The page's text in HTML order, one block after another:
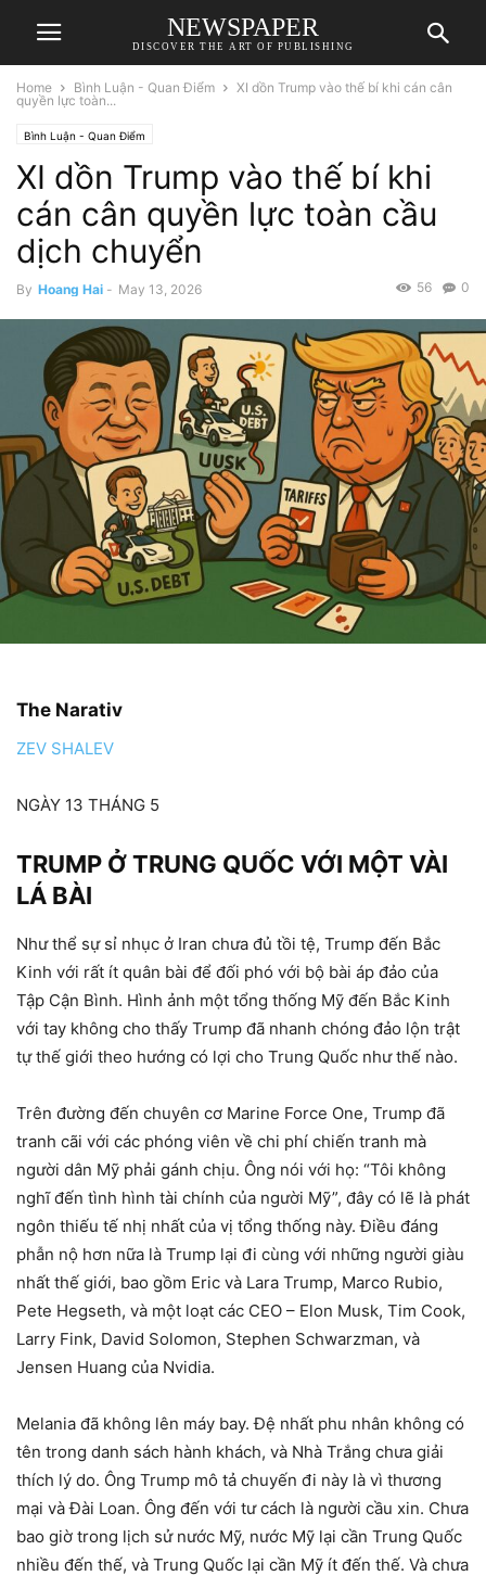
NEWSPAPER
DISCOVER THE ART OF PUBLISHING
Home Bình Luận - Quan Điểm
XI dồn Trump vào thế bí khi cán cân
quyền lực toàn...
Bình Luận - Quan Điểm
XI dồn Trump vào thế bí khi
cán cân quyền lực toàn cầu
dịch chuyển
By Hoang Hai - May 13, 2026 0
56
The Narativ
ZEV SHALEV
NGÀY 13 THÁNG 5
TRUMP Ở TRUNG QUỐC VỚI MỘT VÀI
LÁ BÀI
Như thể sự sỉ nhục ở Iran chưa đủ tồi tệ, Trump đến Bắc
Kinh với rất ít quân bài để đối phó với bộ bài áp đảo của
Tập Cận Bình. Hình ảnh một tổng thống Mỹ đến Bắc Kinh
với tay không cho thấy Trump đã nhanh chóng đảo lộn trật
tự thế giới theo hướng có lợi cho Trung Quốc như thế nào.
Trên đường đến chuyên cơ Marine Force One, Trump đã
tranh cãi với các phóng viên về chi phí chiến tranh mà
người dân Mỹ phải gánh chịu. Ông nói với họ: “Tôi không
nghĩ đến tình hình tài chính của người Mỹ”, đây có lẽ là phát
ngôn thiếu tế nhị nhất của vị tổng thống này. Điều đáng
phẫn nộ hơn nữa là Trump lại đi cùng với những người giàu
nhất thế giới, bao gồm Eric và Lara Trump, Marco Rubio,
Pete Hegseth, và một loạt các CEO – Elon Musk, Tim Cook,
Larry Fink, David Solomon, Stephen Schwarzman, và
Jensen Huang của Nvidia.
Melania đã không lên máy bay. Đệ nhất phu nhân không có
tên trong danh sách hành khách, và Nhà Trắng chưa giải
thích lý do. Ông Trump mô tả chuyến đi này là vì thương
mại và Đài Loan. Ông đến với tư cách là người cầu xin. Chưa
bao giờ trong lịch sử nước Mỹ, nước Mỹ lại cần Trung Quốc
nhiều đến thế, và Trung Quốc lại cần Mỹ ít đến thế. Và chưa